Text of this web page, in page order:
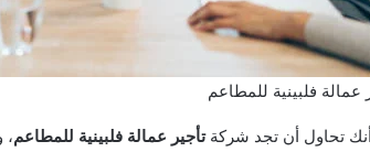
عمالة فلبينية للمطاعم
أنك تحاول أن تجد شركةتأجير عمالة فلبينية للمطاعم،